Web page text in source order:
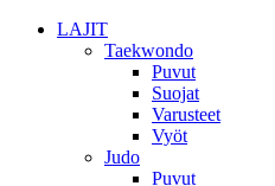
LAJIT
Taekwondo
Puvut
Suojat
Varusteet
Vyöt
Judo
Puvut